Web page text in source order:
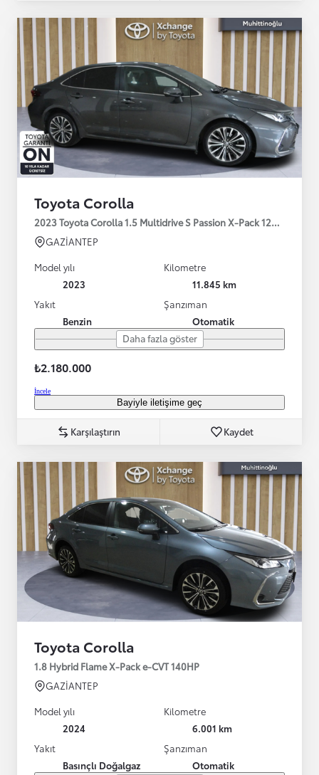
Toyota Corolla
2023 Toyota Corolla 1.5 Multidrive S Passion X-Pack 125HP
GAZİANTEP
Model yılı
2023
Kilometre
11.845 km
Yakıt
Benzin
Şanzıman
Otomatik
Daha fazla göster
₺2.180.000
İncele
Bayiyle iletişime geç
Karşılaştırın Kaydet
Toyota Corolla
1.8 Hybrid Flame X-Pack e-CVT 140HP
GAZİANTEP
Model yılı
2024
Kilometre
6.001 km
Yakıt
Basınçlı Doğalgaz
Şanzıman
Otomatik